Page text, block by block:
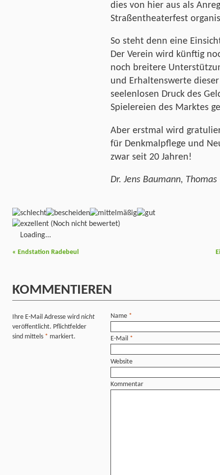
dies von hier aus als
Straßentheaterfest
So steht denn eine
Der Verein wird künftig
noch breitere
und Erhaltenswerte
seelenlosen Druck des
Spielereien des Marktes
Aber erstmal wird
für Denkmalpflege und
zwar seit 20 Jahren!
Dr. Jens Baumann,
(Noch nicht bewertet)
Loading...
« Endstation Radebeul
KOMMENTIEREN
Ihre E-Mail Adresse wird nicht
veröffentlicht. Pflichtfelder
sind mittels * markiert.
Name *
E-Mail *
Website
Kommentar